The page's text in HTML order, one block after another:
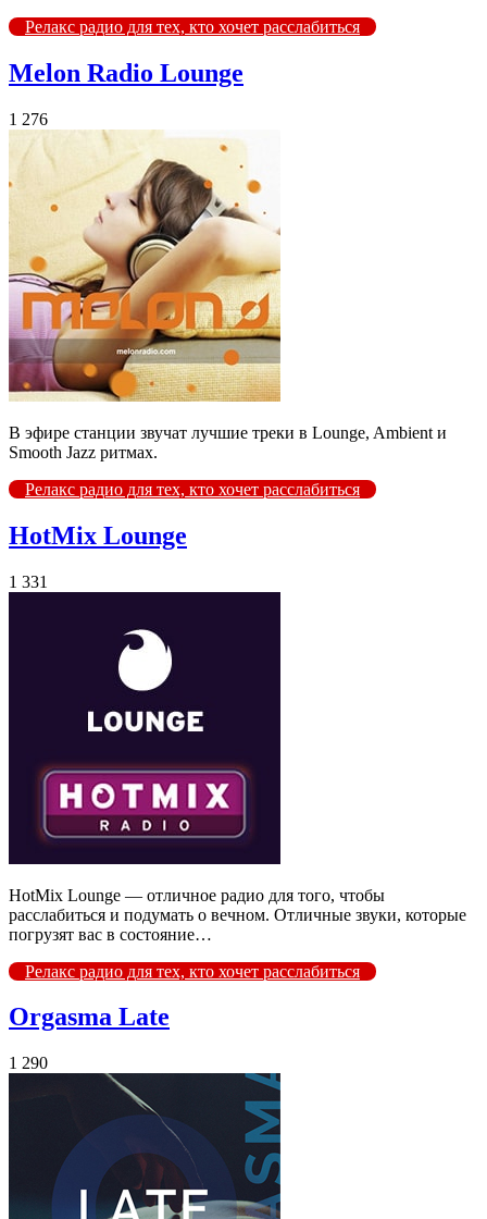
Релакс радио для тех, кто хочет расслабиться
Melon Radio Lounge
1 276
В эфире станции звучат лучшие треки в Lounge, Ambient и
Smooth Jazz ритмах.
Релакс радио для тех, кто хочет расслабиться
HotMix Lounge
1 331
HotMix Lounge — отличное радио для того, чтобы
расслабиться и подумать о вечном. Отличные звуки, которые
погрузят вас в состояние…
Релакс радио для тех, кто хочет расслабиться
Orgasma Late
1 290